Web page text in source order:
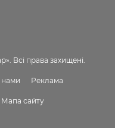
Всі права захищені.
нами Реклама
Мапа сайту